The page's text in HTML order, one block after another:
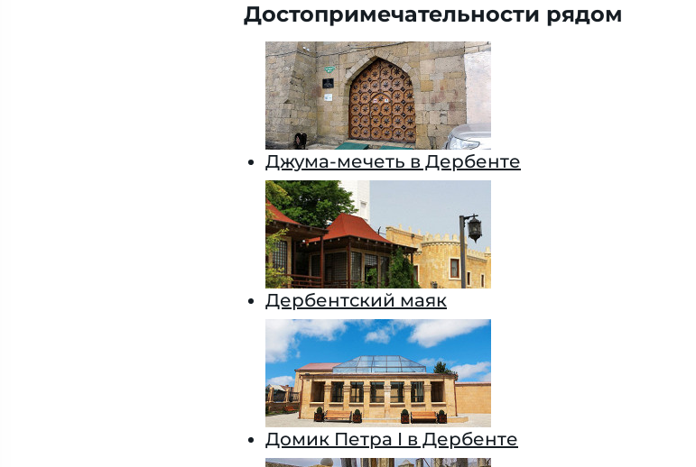
Достопримечательности рядом
Джума-мечеть в Дербенте
Дербентский маяк
Домик Петра I в Дербенте